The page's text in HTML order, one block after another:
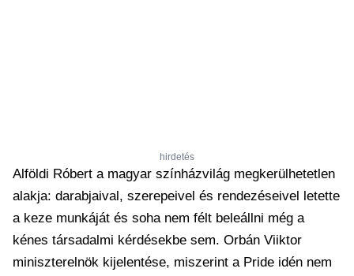
hirdetés
Alföldi Róbert a magyar színházvilág megkerülhetetlen
alakja: darabjaival, szerepeivel és rendezéseivel letette
a keze munkáját és soha nem félt beleállni még a
kénes társadalmi kérdésekbe sem. Orbán Viiktor
miniszterelnök kijelentése, miszerint a Pride idén nem